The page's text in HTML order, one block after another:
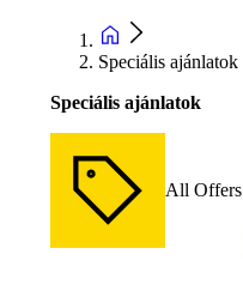
Speciális ajánlatok
Speciális ajánlatok
All Offers